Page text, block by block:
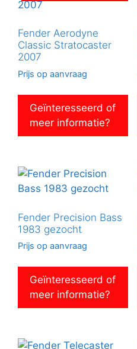
Fender Aerodyne
Classic Stratocaster
2007
Prijs op aanvraag
Geïnteresseerd of
meer informatie?
Fender Precision Bass
1983 gezocht
Prijs op aanvraag
Geïnteresseerd of
meer informatie?